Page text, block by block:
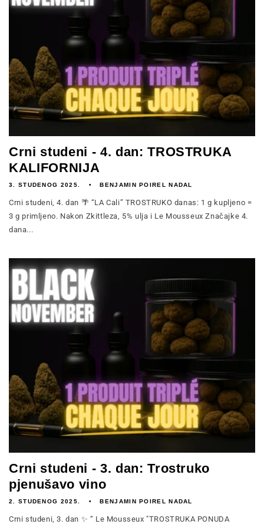
Crni studeni - 4. dan: TROSTRUKA
KALIFORNIJA
3. STUDENOG 2025. BENJAMIN POIREL NADAL
Crni studeni, 4. dan 🌴 “LA Cali” TROSTRUKO danas: 1 g kupljeno =
3 g primljeno. Nakon Zkittleza, 5% ulja i Le Mousseux Značajke 4.
dana...
Crni studeni - 3. dan: Trostruko
pjenušavo vino
2. STUDENOG 2025. BENJAMIN POIREL NADAL
Crni studeni, 3. dan ✨ “ Le Mousseux "TROSTRUKA PONUDA